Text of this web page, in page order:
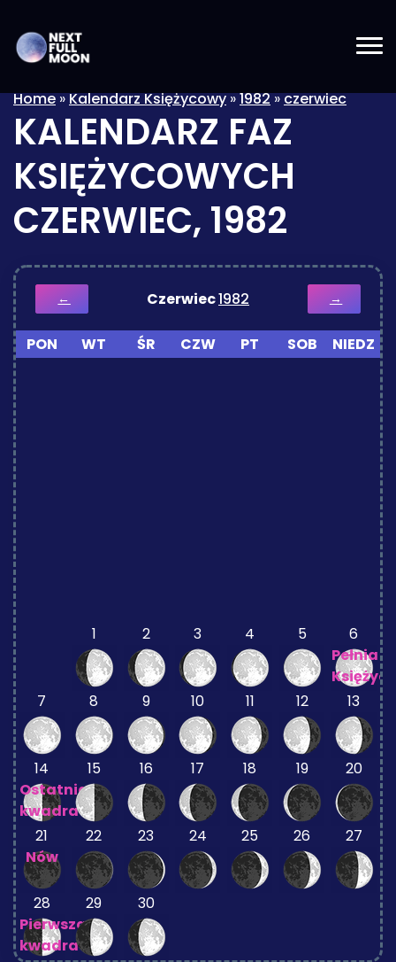
Home»Kalendarz Księżycowy»1982»czerwiec
KALENDARZ FAZ
KSIĘŻYCOWYCH
CZERWIEC, 1982
← Czerwiec1982 →
PON WT ŚR CZW PT SOB NIEDZ
1 2 3 4 5
6
Pełnia
7
8 9 10 11 12 13
14
Ostatnia
kwadra
15 16 17 18 19 20
21
Nów
22 23 24 25 26 27
28
Pierwsza
kwadra
29 30